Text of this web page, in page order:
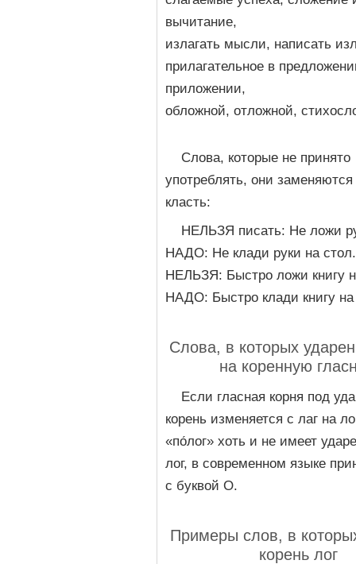
вычитание,
излагать мысли, написать
прилагательное в
приложении,
обложной, отложной,
Слова, которые не принято
употреблять, они
класть:
НЕЛЬЗЯ писать: Не ложи
НАДО: Не клади руки на стол.
НЕЛЬЗЯ: Быстро ложи книгу
НАДО: Быстро клади книгу
Слова, в которых
на коренную
Если гласная корня под
корень изменяется с лаг на
«по́лог» хоть и не имеет
лог, в современном языке
с буквой О.
Примеры слов, в
корень лог